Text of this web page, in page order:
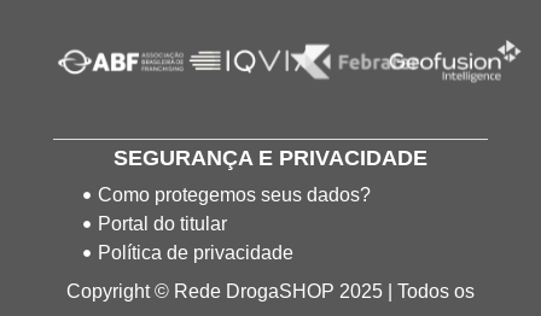
SEGURANÇA E PRIVACIDADE
Como protegemos seus dados?
Portal do titular
Política de privacidade
Copyright © Rede DrogaSHOP 2025 | Todos os